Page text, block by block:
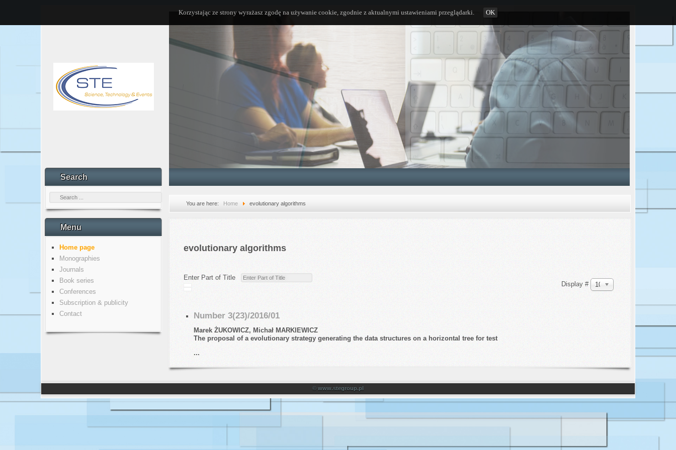
Korzystając ze strony wyrażasz zgodę na używanie cookie, zgodnie z aktualnymi ustawieniami przeglądarki. OK
Search
Menu
Home page
Monographies
Journals
Book series
Conferences
Subscription & publicity
Contact
You are here: Home evolutionary algorithms
evolutionary algorithms
Enter Part of Title
Display #
100
Number 3(23)/2016/01
Marek ŻUKOWICZ, Michał MARKIEWICZ
The proposal of a evolutionary strategy generating the data structures on a horizontal tree for test
...
© www.stegroup.pl